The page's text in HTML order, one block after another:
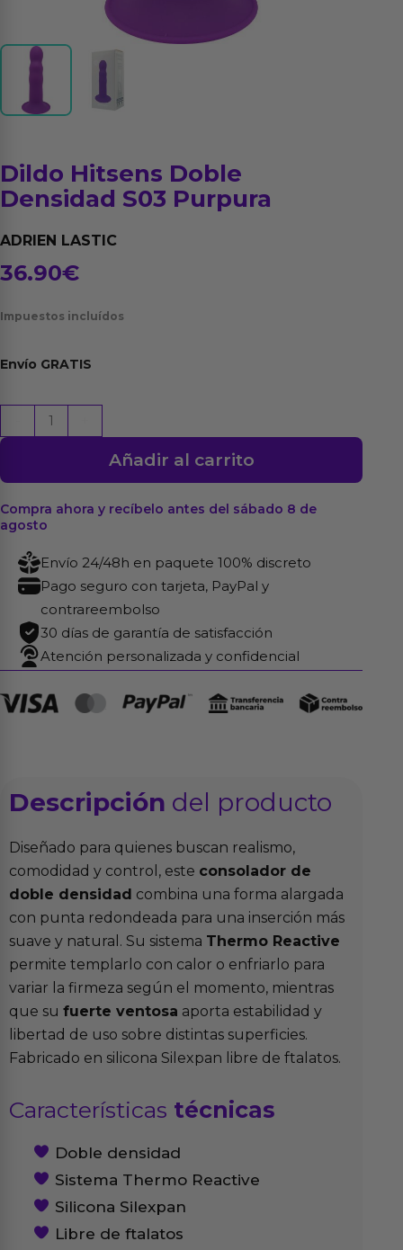
Dildo Hitsens Doble
Densidad S03 Purpura
ADRIEN LASTIC
36.90€
Impuestos incluídos
Envío GRATIS
Hitsens
Densidad
S03
Purpura
cantidad
Añadir al carrito
Compra ahora y recíbelo antes del sábado 8 de
agosto
Envío 24/48h en paquete 100% discreto
Pago seguro con tarjeta, PayPal y
contrareembolso
30 días de garantía de satisfacción
Atención personalizada y confidencial
Descripción del producto
Diseñado para quienes buscan realismo,
comodidad y control, este consolador de
doble densidad combina una forma alargada
con punta redondeada para una inserción más
suave y natural. Su sistema Thermo Reactive
permite templarlo con calor o enfriarlo para
variar la firmeza según el momento, mientras
que su fuerte ventosa aporta estabilidad y
libertad de uso sobre distintas superficies.
Fabricado en silicona Silexpan libre de ftalatos.
Características técnicas
Doble densidad
Sistema Thermo Reactive
Silicona Silexpan
Libre de ftalatos